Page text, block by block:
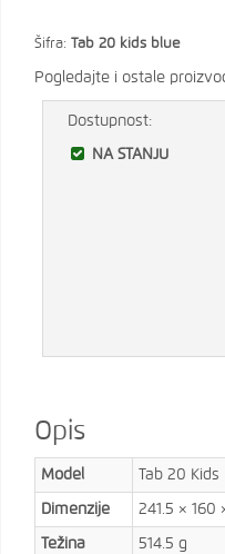
Šifra: Tab 20 kids blue
Pogledajte i ostale
Dostupnost:
NA STANJU
Opis
Model Tab 20 Kids
Dimenzije 241.5 × 160
Težina 514.5 g